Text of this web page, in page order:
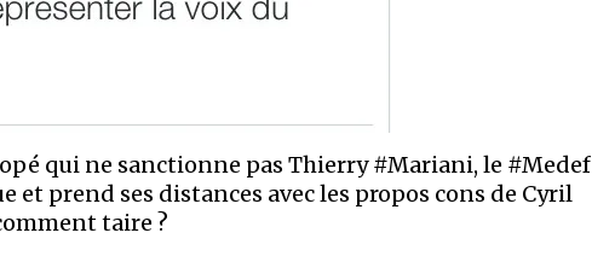
qui ne sanctionne pas Thierry #Mariani, le #Medef
prend ses distances avec les propos cons de Cyril
taire ?